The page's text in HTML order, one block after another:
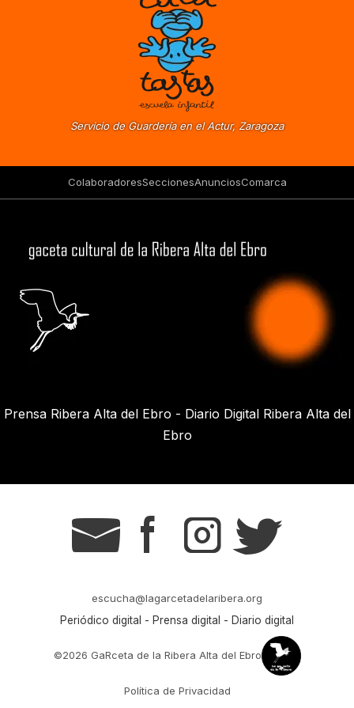
Servicio de Guardería en el Actur, Zaragoza
ColaboradoresSeccionesAnunciosComarca
Prensa Ribera Alta del Ebro - Diario Digital Ribera Alta del
Ebro
g s t r
escucha@lagarcetadelaribera.org
Periódico digital - Prensa digital - Diario digital
©2026 GaRceta de la Ribera Alta del Ebro
Política de Privacidad